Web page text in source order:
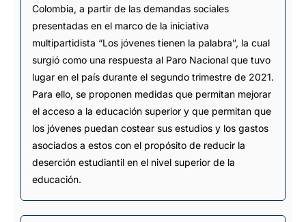
Colombia, a partir de las demandas sociales
presentadas en el marco de la iniciativa
multipartidista “Los jóvenes tienen la palabra”, la cual
surgió como una respuesta al Paro Nacional que tuvo
lugar en el país durante el segundo trimestre de 2021.
Para ello, se proponen medidas que permitan mejorar
el acceso a la educación superior y que permitan que
los jóvenes puedan costear sus estudios y los gastos
asociados a estos con el propósito de reducir la
deserción estudiantil en el nivel superior de la
educación.